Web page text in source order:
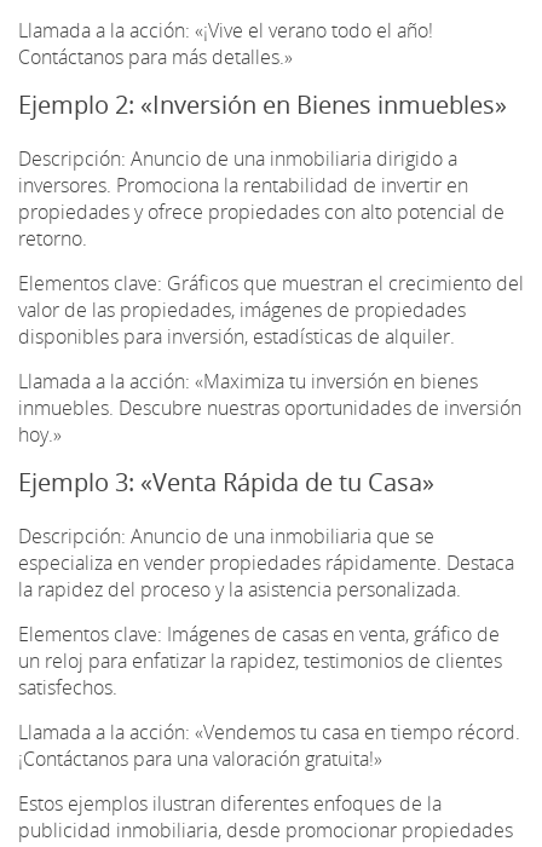
Llamada a la acción: «¡Vive el verano todo el año!
Contáctanos para más detalles.»
Ejemplo 2: «Inversión en Bienes inmuebles»
Descripción: Anuncio de una inmobiliaria dirigido a
inversores. Promociona la rentabilidad de invertir en
propiedades y ofrece propiedades con alto potencial de
retorno.
Elementos clave: Gráficos que muestran el crecimiento del
valor de las propiedades, imágenes de propiedades
disponibles para inversión, estadísticas de alquiler.
Llamada a la acción: «Maximiza tu inversión en bienes
inmuebles. Descubre nuestras oportunidades de inversión
hoy.»
Ejemplo 3: «Venta Rápida de tu Casa»
Descripción: Anuncio de una inmobiliaria que se
especializa en vender propiedades rápidamente. Destaca
la rapidez del proceso y la asistencia personalizada.
Elementos clave: Imágenes de casas en venta, gráfico de
un reloj para enfatizar la rapidez, testimonios de clientes
satisfechos.
Llamada a la acción: «Vendemos tu casa en tiempo récord.
¡Contáctanos para una valoración gratuita!»
Estos ejemplos ilustran diferentes enfoques de la
publicidad inmobiliaria, desde promocionar propiedades